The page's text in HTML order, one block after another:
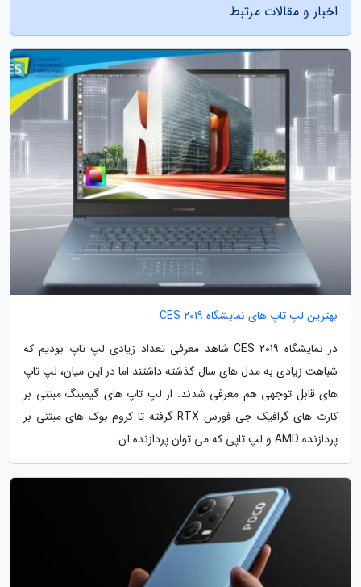
اخبار و مقالات مرتبط
بهترین لپ تاپ های نمایشگاه CES 2019
در نمایشگاه CES 2019 شاهد معرفی تعداد زیادی لپ تاپ بودیم که
شباهت زیادی به مدل های سال گذشته داشتند اما در این میان، لپ تاپ
های قابل توجهی هم معرفی شدند. از لپ تاپ های گیمینگ مبتنی بر
کارت های گرافیک جی فورس RTX گرفته تا کروم بوک های مبتنی بر
پردازنده AMD و لپ تاپی که می توان پردازنده آن...